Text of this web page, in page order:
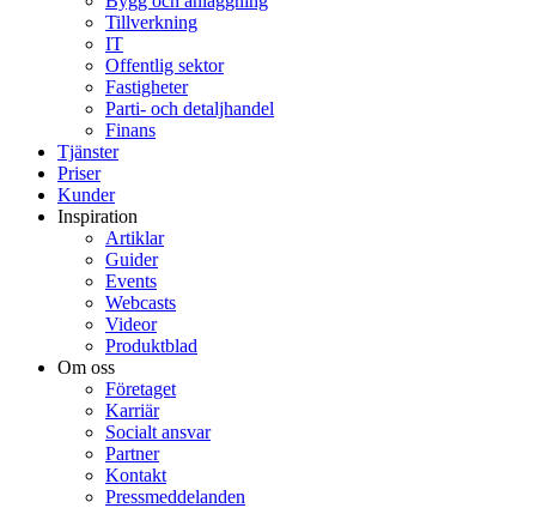
Tillverkning
IT
Offentlig sektor
Fastigheter
Parti- och detaljhandel
Finans
Tjänster
Priser
Kunder
Inspiration
Artiklar
Guider
Events
Webcasts
Videor
Produktblad
Om oss
Företaget
Karriär
Socialt ansvar
Partner
Kontakt
Pressmeddelanden